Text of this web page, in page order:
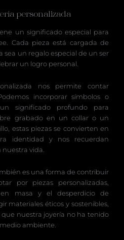
personalizada
un significado especial para
Cada pieza está cargada de
sea un regalo especial de un ser
un logro personal.
nos permite contar
incorporar símbolos o
significado profundo para
grabado en un collar o un
estas piezas se convierten en
identidad y nos recuerdan
vida.
es una forma de contribuir
por piezas personalizadas,
masa y el desperdicio de
materiales éticos y sostenibles,
nuestra joyería no ha tenido
ambiente.